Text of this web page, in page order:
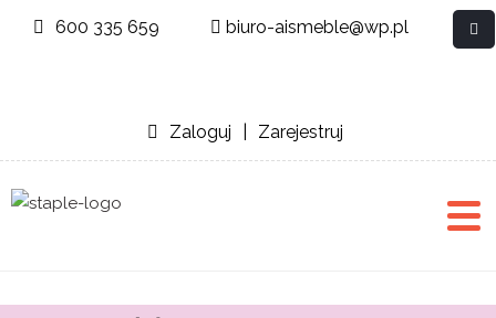
600 335 659 biuro-aismeble@wp.pl
Zaloguj Zarejestruj